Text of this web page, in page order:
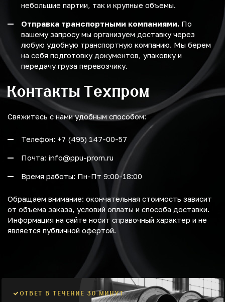
небольшие партии, так и крупные объемы.
Отправка транспортными компаниями. По
вашему запросу мы организуем доставку через
любую удобную транспортную компанию. Мы берем
на себя подготовку документов, упаковку и
передачу груза перевозчику.
Контакты Техпром
Свяжитесь с нами удобным способом:
Телефон: +7 (495) 147-00-57
Почта: info@ppu-prom.ru
Время работы: Пн-Пт 9:00-18:00
Обращаем внимание: окончательная стоимость зависит
от объема заказа, условий оплаты и способа доставки.
Информация на сайте носит справочный характер и не
является публичной офертой.
ОТВЕТ В ТЕЧЕНИЕ 30 МИНУТ